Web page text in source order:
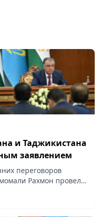
и Таджикистана
заявлением
переговоров
Рахмон провели
СМИ, на котором
сообщает